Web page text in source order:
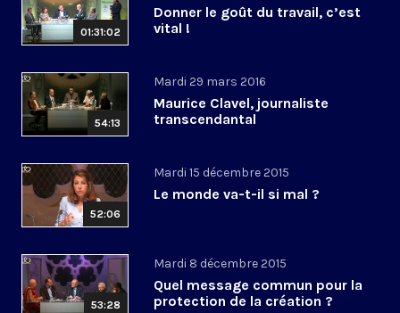
01:31:02
Donner le goût du travail, c’est
vital !
54:13
Mardi 29 mars 2016
Maurice Clavel, journaliste
transcendantal
52:06
Mardi 15 décembre 2015
Le monde va-t-il si mal ?
53:28
Mardi 8 décembre 2015
Quel message commun pour la
protection de la création ?